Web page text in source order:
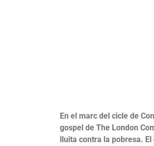
En el marc del cicle de
gospel de The London
lluita contra la pobresa.